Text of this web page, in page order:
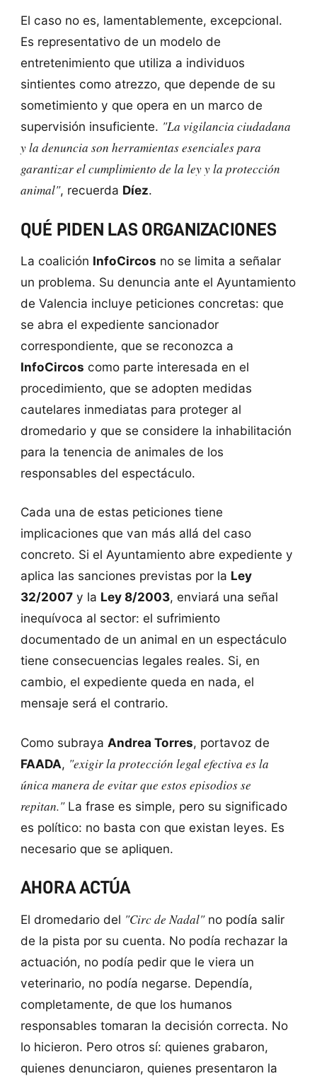
El caso no es, lamentablemente, excepcional.
Es representativo de un modelo de
entretenimiento que utiliza a individuos
sintientes como atrezzo, que depende de su
sometimiento y que opera en un marco de
supervisión insuficiente. "La vigilancia ciudadana
y la denuncia son herramientas esenciales para
garantizar el cumplimiento de la ley y la protección
animal", recuerda Díez.
QUÉ PIDEN LAS ORGANIZACIONES
La coalición InfoCircos no se limita a señalar
un problema. Su denuncia ante el Ayuntamiento
de Valencia incluye peticiones concretas: que
se abra el expediente sancionador
correspondiente, que se reconozca a
InfoCircos como parte interesada en el
procedimiento, que se adopten medidas
cautelares inmediatas para proteger al
dromedario y que se considere la inhabilitación
para la tenencia de animales de los
responsables del espectáculo.
Cada una de estas peticiones tiene
implicaciones que van más allá del caso
concreto. Si el Ayuntamiento abre expediente y
aplica las sanciones previstas por la Ley
32/2007y la Ley 8/2003, enviará una señal
inequívoca al sector: el sufrimiento
documentado de un animal en un espectáculo
tiene consecuencias legales reales. Si, en
cambio, el expediente queda en nada, el
mensaje será el contrario.
Como subraya Andrea Torres, portavoz de
FAADA, "exigir la protección legal efectiva es la
única manera de evitar que estos episodios se
repitan."La frase es simple, pero su significado
es político: no basta con que existan leyes. Es
necesario que se apliquen.
AHORA ACTÚA
El dromedario del "Circ de Nadal"no podía salir
de la pista por su cuenta. No podía rechazar la
actuación, no podía pedir que le viera un
veterinario, no podía negarse. Dependía,
completamente, de que los humanos
responsables tomaran la decisión correcta. No
lo hicieron. Pero otros sí: quienes grabaron,
quienes denunciaron, quienes presentaron la